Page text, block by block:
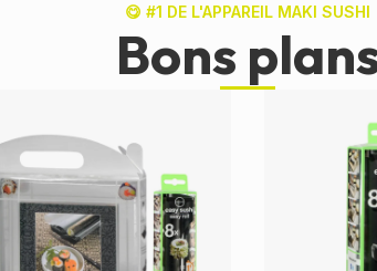
😋 #1 DE L'APPAREIL MAKI SUSHI
Bons